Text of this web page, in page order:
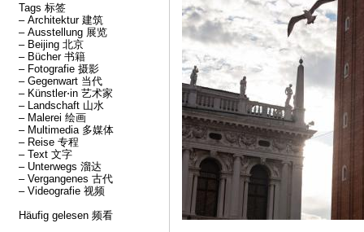
Tags 标签
– Architektur 建筑
– Ausstellung 展览
– Beijing 北京
– Bücher 书籍
– Fotografie 摄影
– Gegenwart 当代
– Künstler⋅in 艺术家
– Landschaft 山水
– Malerei 绘画
– Multimedia 多媒体
– Reise 专程
– Text 文字
– Unterwegs 溜达
– Vergangenes 古代
– Videografie 视频
Häufig gelesen 频看